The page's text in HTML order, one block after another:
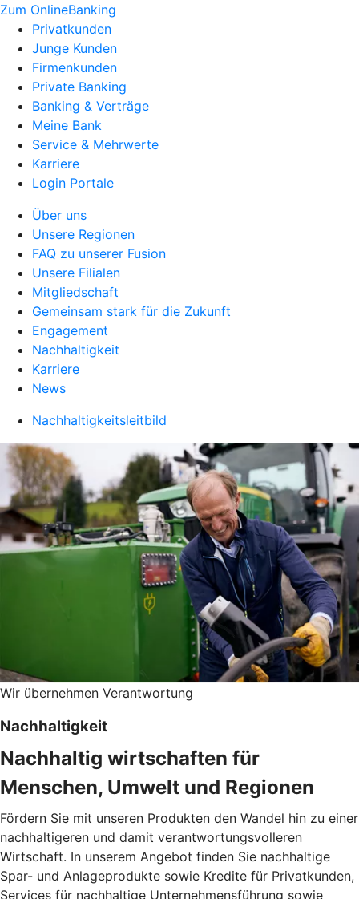
Zum OnlineBanking
Privatkunden
Junge Kunden
Firmenkunden
Private Banking
Banking & Verträge
Meine Bank
Service & Mehrwerte
Karriere
Login Portale
Über uns
Unsere Regionen
FAQ zu unserer Fusion
Unsere Filialen
Mitgliedschaft
Gemeinsam stark für die Zukunft
Engagement
Nachhaltigkeit
Karriere
News
Nachhaltigkeitsleitbild
Wir übernehmen Verantwortung
Nachhaltigkeit
Nachhaltig wirtschaften für
Menschen, Umwelt und Regionen
Fördern Sie mit unseren Produkten den Wandel hin zu einer
nachhaltigeren und damit verantwortungsvolleren
Wirtschaft. In unserem Angebot finden Sie nachhaltige
Spar- und Anlageprodukte sowie Kredite für Privatkunden,
Services für nachhaltige Unternehmensführung sowie